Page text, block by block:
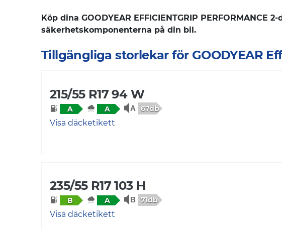
Köp dina GOODYEAR EFFICIENTGRIP
säkerhetskomponenterna på din bil.
Tillgängliga storlekar för GOODYEAR
215/55 R17 94 W
A A 67db
Visa däcketikett
235/55 R17 103 H
B A 71db
Visa däcketikett